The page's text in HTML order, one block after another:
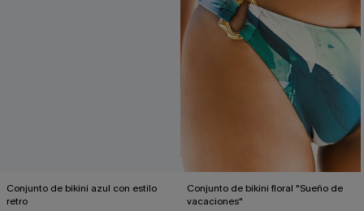
Conjunto de bikini azul con estilo
retro
Conjunto de bikini floral "Sueño de
vacaciones"